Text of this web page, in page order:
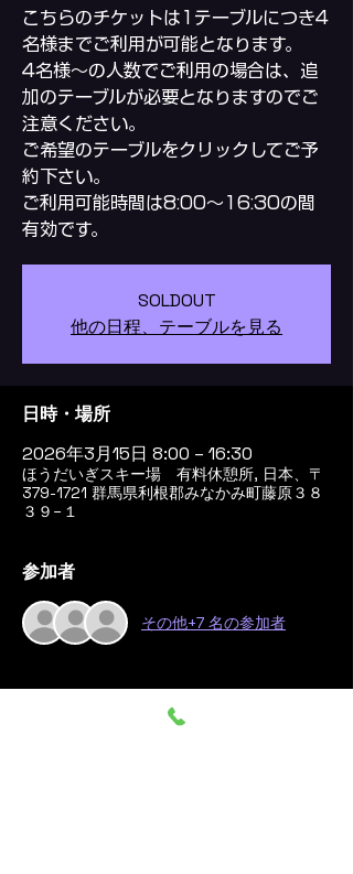
こちらのチケットは1テーブルにつき4
名様までご利用が可能となります。
4名様～の人数でご利用の場合は、追
加のテーブルが必要となりますのでご
注意ください。
ご希望のテーブルをクリックしてご予
約下さい。
ご利用可能時間は8:00～16:30の間
SOLDOUT
他の日程、テーブルを見る
日時・場所
2026年3月15日 8:00 – 16:30
ほうだいぎスキー場 有料休憩所, 日本、〒
379-1721 群馬県利根郡みなかみ町藤原３８
３９−１
参加者
その他+7 名の参加者